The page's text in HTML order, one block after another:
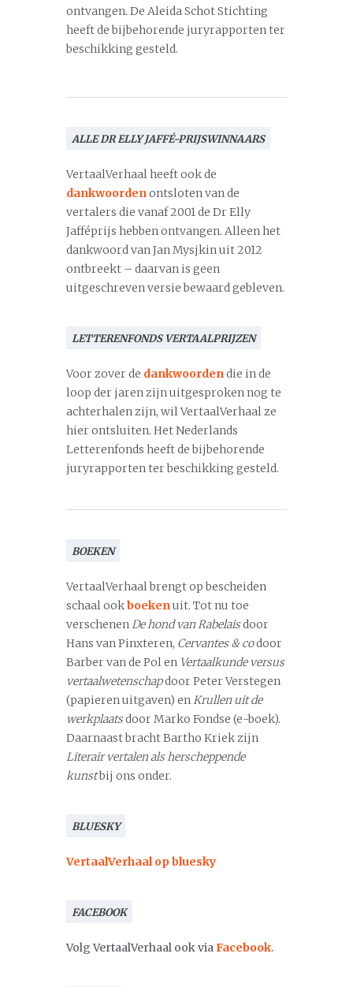
ontvangen. De Aleida Schot Stichting
heeft de bijbehorende juryrapporten ter
beschikking gesteld.
ALLE DR ELLY JAFFÉ-PRIJSWINNAARS
VertaalVerhaal heeft ook de
dankwoordenontsloten van de
vertalers die vanaf 2001 de Dr Elly
Jafféprijs hebben ontvangen. Alleen het
dankwoord van Jan Mysjkin uit 2012
ontbreekt – daarvan is geen
uitgeschreven versie bewaard gebleven.
LETTERENFONDS VERTAALPRIJZEN
Voor zover de dankwoordendie in de
loop der jaren zijn uitgesproken nog te
achterhalen zijn, wil VertaalVerhaal ze
hier ontsluiten. Het Nederlands
Letterenfonds heeft de bijbehorende
juryrapporten ter beschikking gesteld.
BOEKEN
VertaalVerhaal brengt op bescheiden
schaal ookboekenuit. Tot nu toe
verschenenDe hond van Rabelaisdoor
Hans van Pinxteren, Cervantes & codoor
Barber van de Pol en Vertaalkunde versus
vertaalwetenschapdoor Peter Verstegen
(papieren uitgaven) enKrullen uit de
werkplaatsdoor Marko Fondse (e-boek).
Daarnaast bracht Bartho Kriek zijn
Literair vertalen als herscheppende
kunstbij ons onder.
BLUESKY
VertaalVerhaal op bluesky
FACEBOOK
Volg VertaalVerhaal ook viaFacebook.